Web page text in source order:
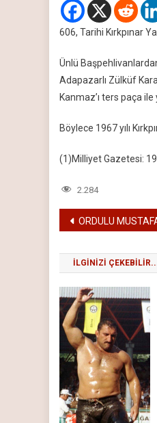
606, Tarihi Kırkpınar
Ünlü
Adapazarlı Zülküf
Kanmaz’ı ters paça
Böylece 1967 yılı
(1)Milliyet Gazetesi:
2.284
Yazı
gezinmesi
ORDULU MUSTAFA
İLGINIZI